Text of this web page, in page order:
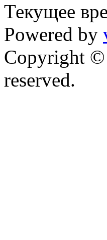
Текущее
Powered by
Copyright
reserved.